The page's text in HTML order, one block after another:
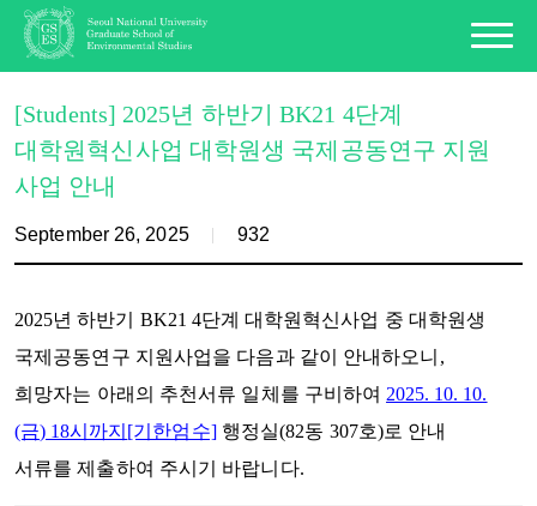
[Students] 2025년 하반기 BK21 4단계
대학원혁신사업 대학원생 국제공동연구 지원
사업 안내
September 26, 2025 932
2025년 하반기 BK21 4단계 대학원혁신사업 중 대학원생
국제공동연구 지원사업을 다음과 같이 안내하오니 ,
희망자는 아래의 추천서류 일체를 구비하여 2025. 10. 10.
(금) 18시 까지 [기한엄수]행정실(82동 307호)로 안내
서류를제출하여 주시기 바랍니다.